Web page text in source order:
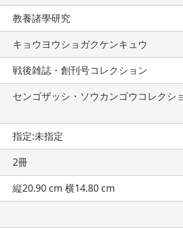
教養諸學研究
キョウヨウショガクケンキュウ
戦後雑誌・創刊号コレクション
センゴザッシ・ソウカンゴウコレクシ
指定:未指定
2冊
縦20.90 cm 横14.80 cm